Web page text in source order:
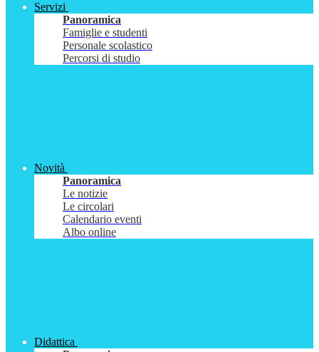
Servizi
Panoramica
Famiglie e studenti
Personale scolastico
Percorsi di studio
Novità
Panoramica
Le notizie
Le circolari
Calendario eventi
Albo online
Didattica